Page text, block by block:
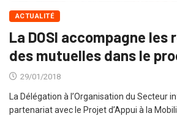
ACTUALITÉ
La DOSI accompagne les
des mutuelles dans le
29/01/2018
La Délégation à l’Organisation du Secteur
partenariat avec le Projet d’Appui à la